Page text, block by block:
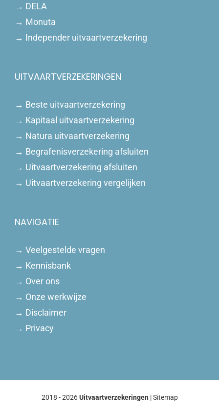
→ DELA
→ Monuta
→ Independer uitvaartverzekering
UITVAARTVERZEKERINGEN
→ Beste uitvaartverzekering
→ Kapitaal uitvaartverzekering
→ Natura uitvaartverzekering
→ Begrafenisverzekering afsluiten
→ Uitvaartverzekering afsluiten
→ Uitvaartverzekering vergelijken
NAVIGATIE
→ Veelgestelde vragen
→ Kennisbank
→ Over ons
→ Onze werkwijze
→ Disclaimer
→ Privacy
2018 - 2026Uitvaartverzekeringen |Sitemap